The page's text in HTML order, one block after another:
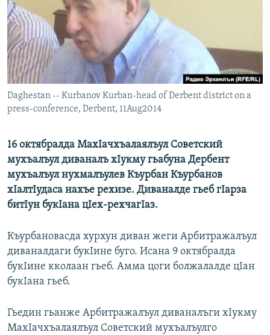
РАСПИСАНИЕ ВЕЩАНИЯ
ПОДПИШИТЕСЬ НА РАССЫЛКУ
СОЦИАЛЬНЫЕ СЕТИ
Все сайты РСЕ/РС
Daghestan -- Kurbanov Kurban-head of Derbent district on a
press-conference, Derbent, 11Aug2014
16 октябралда МахIачхъалаялъул Советский
мухъалъул диваналъ хIукму гьабуна Дербент
мухъалъул нухмалъулев Къурбан Къурбанов
хIалтIудаса нахъе рехизе. Диваналде гьеб гIарза
битIун букIана цIех-рехчагIаз.
Къурбановасда хурхун диван жеги Арбитражалъул
диваналдаги букIине буго. Исана 9 октябралда
букIине кколаан гьеб. Амма цоги болжалалде цIан
букIана гьеб.
Гьедин гьанже Арбитражалъул диваналъги хIукму
МахIачхъалаялъул Советский мухъалъулго